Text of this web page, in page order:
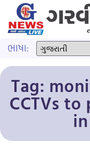
ભાષા:
Tag:
CCTVs